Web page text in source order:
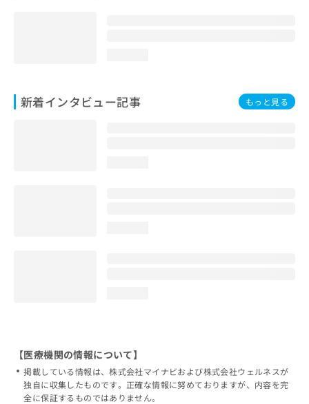
新着インタビュー記事 もっと見る
【医療機関の情報について】
掲載している情報は、株式会社マイナビおよび株式会社ウェルネスが
独自に収集したものです。正確な情報に努めておりますが、内容を完
全に保証するものではありません。